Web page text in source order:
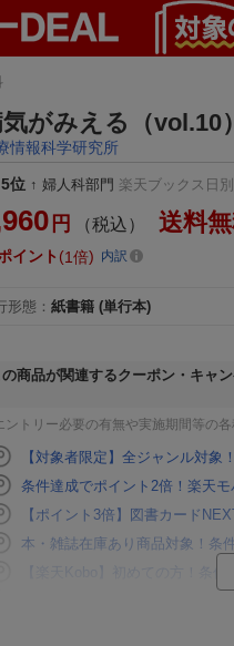
気がみえる（
情報科学研究所
5位 ↑ 婦人科部門 楽天ブックス日
円 （税込） 送料
イント 1倍 内訳
形態 ： 紙書籍 (単行本)
の商品が関連するクーポン・キャ
トリー必要の有無や実施期間等の
【対象者限定】全ジャンル対
条件達成でポイント2倍！楽天
【ポイント3倍】図書カード
本・雑誌在庫あり商品対象！条
【楽天Kobo】初めての方！条